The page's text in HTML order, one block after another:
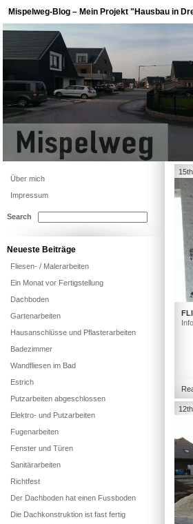
Mispelweg-Blog – Mein Projekt "Hausbau in
Über mich
Impressum
Search
Neueste Beiträge
Fliesen- / Malerarbeiten
Ein Monat vor Fertigstellung
Dachboden
Gartenarbeiten
Hausanschlüsse und Pflasterarbeiten
Badezimmer
Wandfliesen im Bad
Estrich
Putzarbeiten abgeschlossen
Elektro- und Putzarbeiten
Fugenarbeiten
Fenster und Türen
Sanitärarbeiten
Richtfest
Der Dachboden hat einen Fussboden
Die Dachkonstruktion ist fast fertig